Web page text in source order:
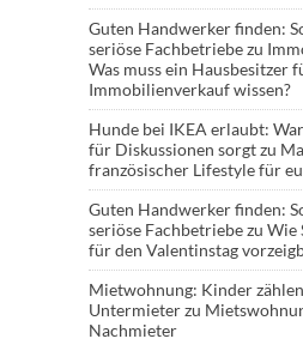
Guten Handwerker finden:
seriöse Fachbetriebezu
Was muss ein Hausbesitzer
Immobilienverkauf wissen?
Hunde bei IKEA erlaubt:
für Diskussionen sorgtzu
französischer Lifestyle für
Guten Handwerker finden:
seriöse Fachbetriebezu Wie
für den Valentinstag
Mietwohnung: Kinder
Untermieterzu
Nachmieter